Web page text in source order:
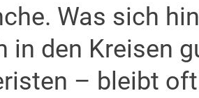
Was sich
in den Kreisen
– bleibt